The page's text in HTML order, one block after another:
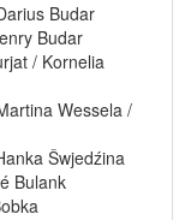
Budar
Budar
/ Kornelia
Wessela /
Šwjedźina
Bulank